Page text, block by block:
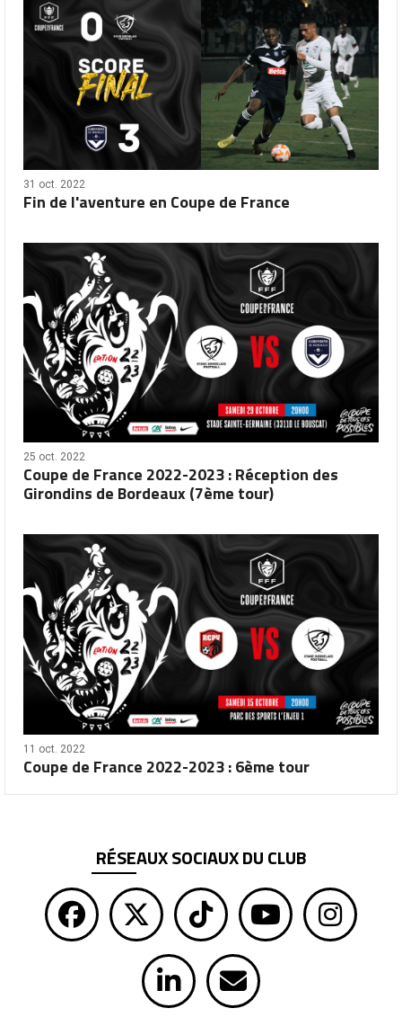
31 oct. 2022
Fin de l'aventure en Coupe de France
25 oct. 2022
Coupe de France 2022-2023 : Réception des
Girondins de Bordeaux (7ème tour)
11 oct. 2022
Coupe de France 2022-2023 : 6ème tour
RÉSEAUX SOCIAUX DU CLUB